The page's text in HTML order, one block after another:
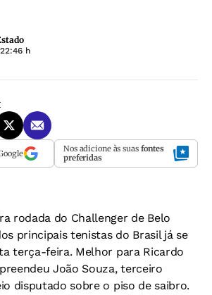
h
Nos adicione às suas fontes
preferidas
rodada do Challenger de Belo
principais tenistas do Brasil já se
terça-feira. Melhor para Ricardo
João Souza, terceiro
disputado sobre o piso de saibro.